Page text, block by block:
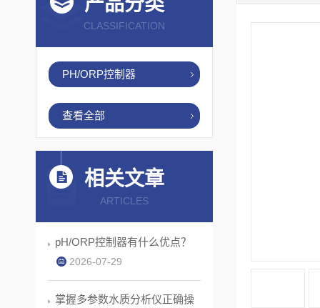
CLASSIFICATION
PH/ORP控制器
查看全部
相关文章
ARTICLES
pH/ORP控制器有什么优点？
2026-07-29
掌握多参数水质分析仪正确操